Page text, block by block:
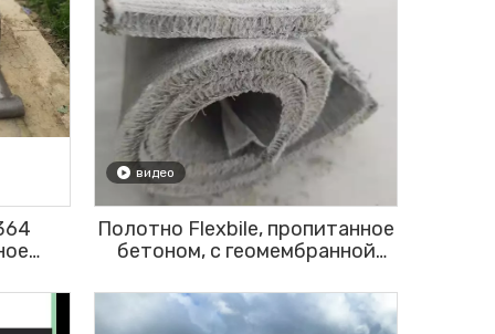
для
видео
Полотно Flexbile, пропитанное
бетоном, с геомембранной
защиты склонов